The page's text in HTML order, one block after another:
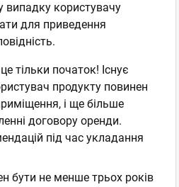
випадку користувачу
для приведення
тільки початок! Існує
продукту повинен
і ще більше
договору оренди.
під час укладання
бути не менше трьох років